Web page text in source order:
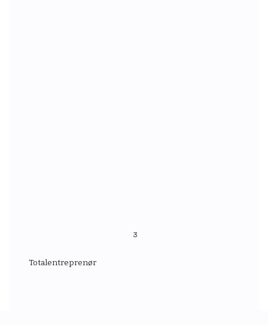
3
Totalentreprenør